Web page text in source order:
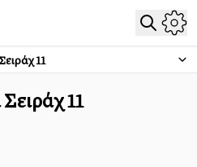
11
11